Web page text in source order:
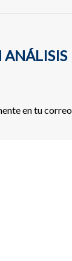
ANÁLISIS
en tu correo